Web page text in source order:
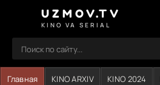
UZMOV.TV
KINO VA SERIAL
Главная KINO ARXIV KINO 2024